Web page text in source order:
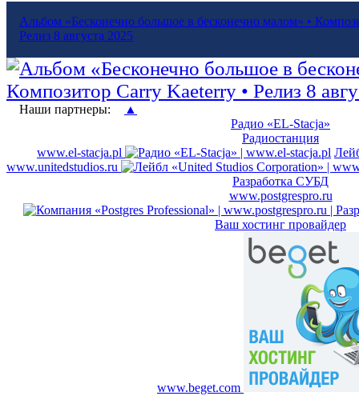
Альбом «Бесконечно большое в бесконечно малом» •
Релиз 8 августа 2025
Наши партнеры:
▲
Радио «EL-Stacja»
Радиостанция
www.el-stacja.pl
www.unitedstudios.ru
Разработка СУБД
www.postgrespro.ru
Ваш хостинг провайдер
www.beget.com